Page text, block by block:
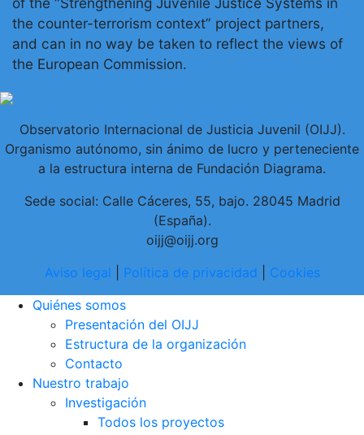
the counter-terrorism context” project partners,
and can in no way be taken to reflect the views of
the European Commission.
Observatorio Internacional de Justicia Juvenil (OIJJ).
Organismo autónomo, sin ánimo de lucro y perteneciente
a la estructura interna de Fundación Diagrama.
Sede social: Calle Cáceres, 55, bajo. 28045 Madrid
(España).
oijj@oijj.org
Aviso legal
Política de privacidad
Cookies
Quiénes somos
Presentación del OIJJ
Estructura de la organización
Contacto
Nuestro trabajo
Investigación
Todos los proyectos